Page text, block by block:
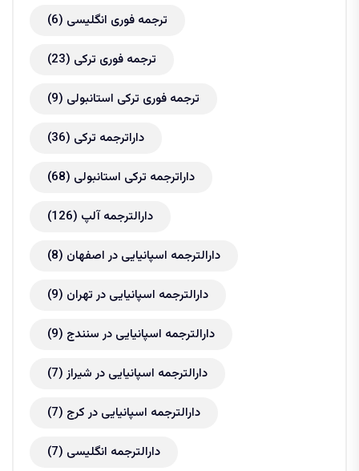
ترجمه فوری انگلیسی (6)
ترجمه فوری ترکی (23)
ترجمه فوری ترکی استانبولی (9)
داراترجمه ترکی (36)
داراترجمه ترکی استانبولی (68)
دارالترجمه آلپ (126)
دارالترجمه اسپانیایی در اصفهان (8)
دارالترجمه اسپانیایی در تهران (9)
دارالترجمه اسپانیایی در سنندج (9)
دارالترجمه اسپانیایی در شیراز(7)
دارالترجمه اسپانیایی در کرج (7)
دارالترجمه انگلیسی (7)